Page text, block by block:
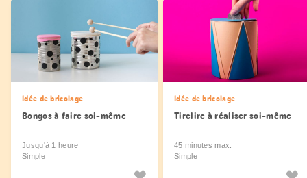
Idée de bricolage
Bongos à faire soi-même
Jusqu'à 1 heure
Simple
Idée de bricolage
Tirelire à réaliser soi-même
45 minutes max.
Simple